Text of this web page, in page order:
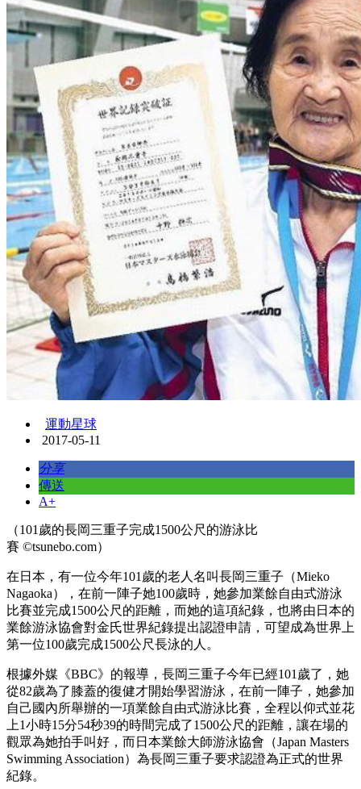
運動星球
2017-05-11
分享
傳送
A+
（101歲的長岡三重子完成1500公尺的游泳比
賽 ©tsunebo.com）
在日本，有一位今年101歲的老人名叫長岡三重子（Mieko
Nagaoka），在前一陣子她100歲時，她參加業餘自由式游泳
比賽並完成1500公尺的距離，而她的這項紀錄，也將由日本的
業餘游泳協會對金氏世界紀錄提出認證申請，可望成為世界上
第一位100歲完成1500公尺長泳的人。
根據外媒《BBC》的報導，長岡三重子今年已經101歲了，她
從82歲為了膝蓋的復健才開始學習游泳，在前一陣子，她參加
自己國內所舉辦的一項業餘自由式游泳比賽，全程以仰式並花
上1小時15分54秒39的時間完成了1500公尺的距離，讓在場的
觀眾為她拍手叫好，而日本業餘大師游泳協會（Japan Masters
Swimming Association）為長岡三重子要求認證為正式的世界
紀錄。